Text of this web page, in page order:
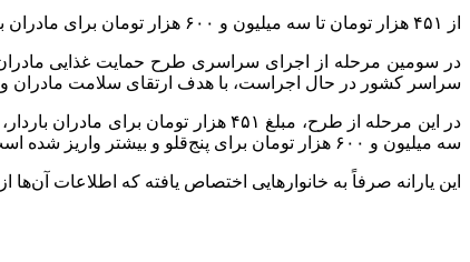
از ۴۵۱ هزار تومان تا سه میلیون و ۶۰۰ هزار تومان برای مادران باردار و مادران دارای دو یا چند قلو واریز شده است.
سراسر کشور در حال اجراست، با هدف ارتقای سلامت مادران
سه میلیون و ۶۰۰ هزار تومان برای پنج‌قلو و بیشتر واریز شده است.
این یارانه صرفاً به خانوارهایی اختصاص یافته که اطلاعات